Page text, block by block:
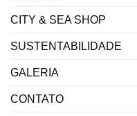
CITY & SEA SHOP
SUSTENTABILIDADE
GALERIA
CONTATO